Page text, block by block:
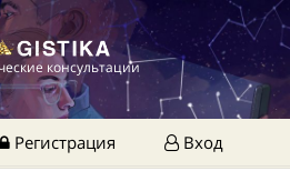
консультации
Регистрация Вход